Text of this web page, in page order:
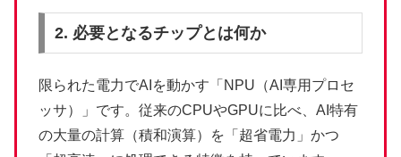
2. 必要となるチップとは何か
限られた電力でAIを動かす「NPU（AI専用プロセ
ッサ）」です。従来のCPUやGPUに比べ、AI特有
の大量の計算（積和演算）を「超省電力」かつ